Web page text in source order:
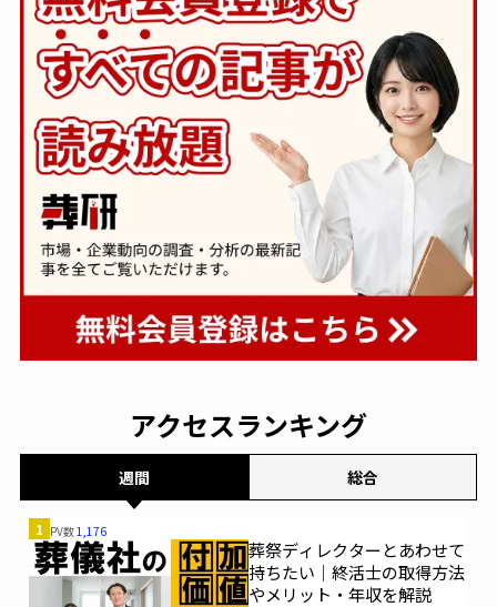
アクセスランキング
週間 総合
1 PV数1,176
葬祭ディレクターとあわせて
持ちたい｜終活士の取得方法
やメリット・年収を解説